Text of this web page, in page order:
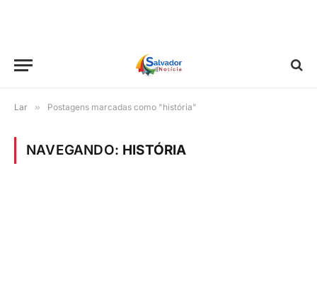
Lar » Postagens marcadas como "história"
NAVEGANDO: HISTÓRIA